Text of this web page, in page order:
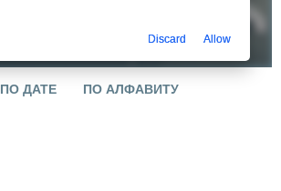
ПО ДАТЕ ПО АЛФАВИТУ
Discard Allow